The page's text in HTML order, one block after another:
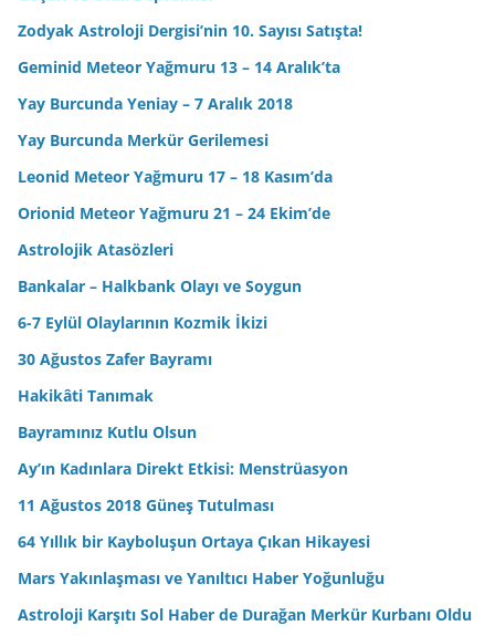
Zodyak Astroloji Dergisi’nin 10. Sayısı Satışta!
Geminid Meteor Yağmuru 13 – 14 Aralık’ta
Yay Burcunda Yeniay – 7 Aralık 2018
Yay Burcunda Merkür Gerilemesi
Leonid Meteor Yağmuru 17 – 18 Kasım’da
Orionid Meteor Yağmuru 21 – 24 Ekim’de
Astrolojik Atasözleri
Bankalar – Halkbank Olayı ve Soygun
6-7 Eylül Olaylarının Kozmik İkizi
30 Ağustos Zafer Bayramı
Hakikâti Tanımak
Bayramınız Kutlu Olsun
Ay’ın Kadınlara Direkt Etkisi: Menstrüasyon
11 Ağustos 2018 Güneş Tutulması
64 Yıllık bir Kayboluşun Ortaya Çıkan Hikayesi
Mars Yakınlaşması ve Yanıltıcı Haber Yoğunluğu
Astroloji Karşıtı Sol Haber de Durağan Merkür Kurbanı Oldu